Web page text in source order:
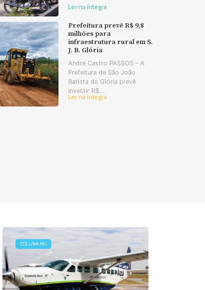
Ler na íntegra
Prefeitura prevê R$ 9,8
milhões para
infraestrutura rural em S.
J. B. Glória
André Castro PASSOS – A
Prefeitura de São João
Batista do Glória prevê
investir R$...
Ler na íntegra
COLUNA MG